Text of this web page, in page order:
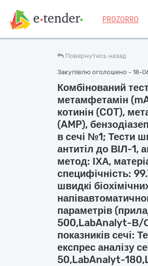
PROZORRO
Повернутись назад
Закупівлю оголошено - 18-
Комбінований
метамфетамін
котинін (COT),
(AMP),
в сечі №1; Тести
антитіл до ВІЛ-1,
метод: ІХА,
специфічність:
швидкі
параметрів
500,LabAnalyt-В/
показників сечі:
експрес аналізу
50,LabAnalyt-